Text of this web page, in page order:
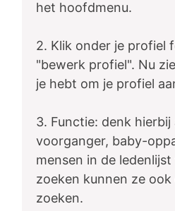
het hoofdmenu.
2. Klik onder je profiel
"bewerk profiel". Nu
je hebt om je profiel
3. Functie: denk hierbij
voorganger, baby-
mensen in de
zoeken kunnen ze
zoeken.